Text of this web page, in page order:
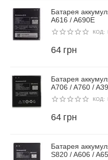
Батарея
A616 / A690E
КОД:
64 грн
Батарея
A706 / A760 /
КОД:
64 грн
Батарея
S820 / A606 /